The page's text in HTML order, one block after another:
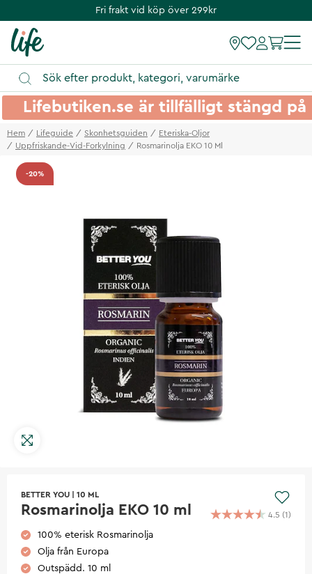
Fri frakt vid köp över 299kr
Lifebutiken.se är tillfälligt stängd
Hem Lifeguide Skonhetsguiden
Eteriska-Oljor
Uppfriskande-Vid-Forkylning
Rosmarinolja EKO 10 Ml
-20%
BETTER YOU 10 ML
Rosmarinolja EKO 10 ml 4.5 (1)
100% eterisk Rosmarinolja
Olja från Europa
Outspädd. 10 ml